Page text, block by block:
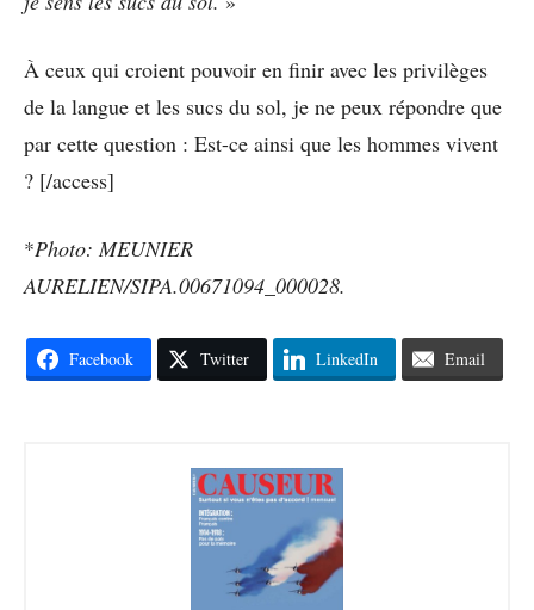
À ceux qui croient pouvoir en finir avec les privilèges
de la langue et les sucs du sol, je ne peux répondre que
par cette question : Est-ce ainsi que les hommes vivent
? [/access]
*Photo: MEUNIER
AURELIEN/SIPA.00671094_000028.
Facebook Twitter LinkedIn Email